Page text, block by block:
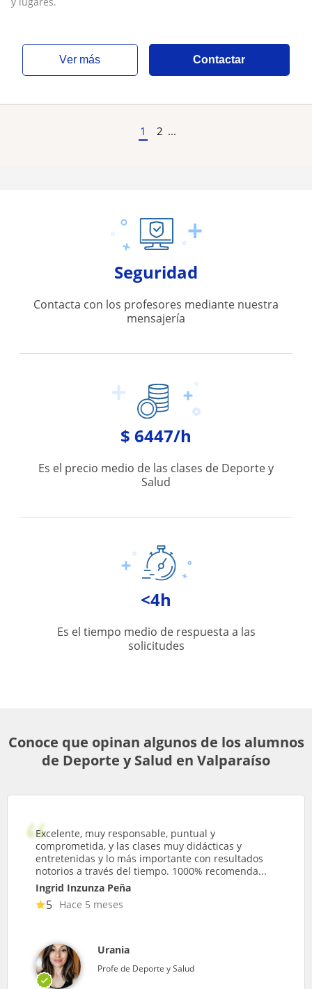
ver más Contactar
1 2 ...
Seguridad
Contacta con los profesores mediante nuestra
mensajería
$ 6447/h
Es el precio medio de las clases de Deporte y
Salud
<4h
Es el tiempo medio de respuesta a las
solicitudes
Conoce que opinan algunos de los alumnos
de Deporte y Salud en Valparaíso
Excelente, muy responsable, puntual y
comprometida, y las clases muy didácticas y
entretenidas y lo más importante con resultados
notorios a través del tiempo. 1000% recomenda...
Ingrid Inzunza Peña
5 Hace 5 meses
Urania
Profe de Deporte y Salud